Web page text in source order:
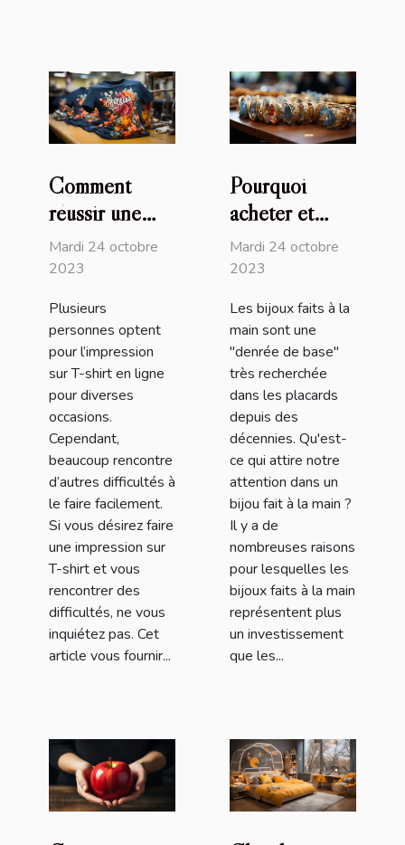
Comment
réussir une
impression sur
T-shirt en
Mardi 24 octobre
2023
Plusieurs
personnes optent
pour l’impression
sur T-shirt en ligne
pour diverses
occasions.
Cependant,
beaucoup rencontre
d’autres difficultés à
le faire facilement.
Si vous désirez faire
une impression sur
T-shirt et vous
rencontrer des
difficultés, ne vous
inquiétez pas. Cet
article vous fournir...
Pourquoi
acheter et
utiliser les
bijoux faits à
Mardi 24 octobre
2023
Les bijoux faits à la
main sont une
"denrée de base"
très recherchée
dans les placards
depuis des
décennies. Qu'est-
ce qui attire notre
attention dans un
bijou fait à la main ?
Il y a de
nombreuses raisons
pour lesquelles les
bijoux faits à la main
représentent plus
un investissement
que les...